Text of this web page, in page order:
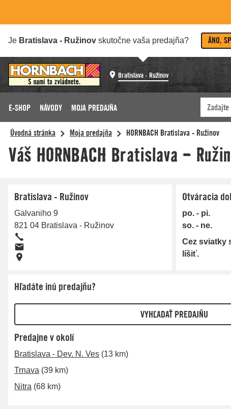
Je Bratislava - Ružinov skutočne vaša predajňa? ÁNO,
Bratislava - Ružinov
E-SHOP NÁVODY MOJA PREDAJŇA
Bratislava - Ružinov
Galvaniho 9
821 04 Bratislava - Ružinov
Otváracia
po. - pi.
so. - ne.
Cez sviatky
líšiť.
Hľadáte inú predajňu?
Predajne v okolí
Bratislava - Dev. N. Ves (13 km)
Trnava (39 km)
Nitra (68 km)